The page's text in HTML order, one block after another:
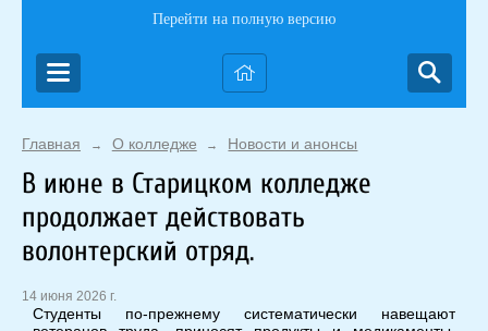
Перейти на полную версию
Главная → О колледже → Новости и анонсы
В июне в Старицком колледже
продолжает действовать
волонтерский отряд.
14 июня 2026 г.
Студенты по-прежнему систематически навещают